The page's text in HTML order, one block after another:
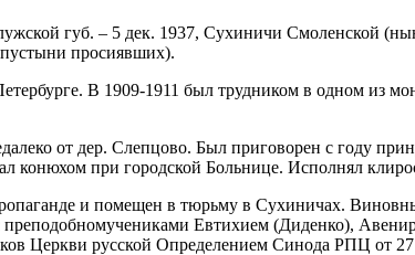
губ. – 5 дек. 1937, Сухиничи Смоленской
просиявших).
В 1909-1911 был трудником в одном из
от дер. Слепцово. Был приговорен с году
конюхом при городской Больнице. Исполнял
и помещен в тюрьму в Сухиничах.
с преподобномучениками Евтихием (Диденко),
Церкви русской Определением Синода РПЦ от 27